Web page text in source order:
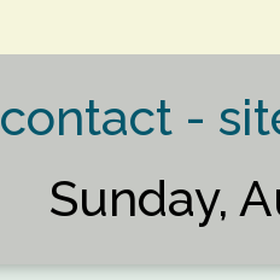
contact -
Sunday,